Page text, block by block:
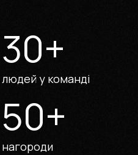
30+
людей у команді
50+
нагороди